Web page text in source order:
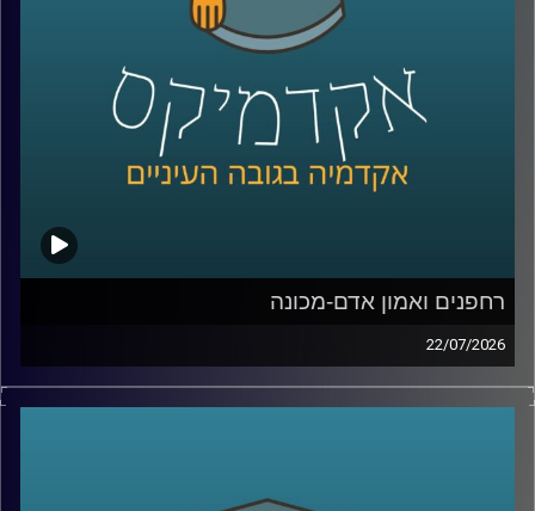
נדבר על מה באמת עומד מאחורי חוויית לקוח טובה, איך
ארגונים חושבים על חדשנות, ואיך בינה מלאכותית הולכת
לשנות את הדרך שבה כולנו קונים, עובדים ומקבלים החלטות
קרדיט תמונות:AudioVersity
רחפנים ואמון אדם-מכונה
22/07/2026
אם לפני עשור היינו אומרים את המילה “רחפן”, כנראה שהיינו
חושבים על צילום מהאוויר או על גאדג’ט מגניב. היום התמונה
ובמקרים מסוימים אפילו מסוגלים לבצע חלק מהמשימות